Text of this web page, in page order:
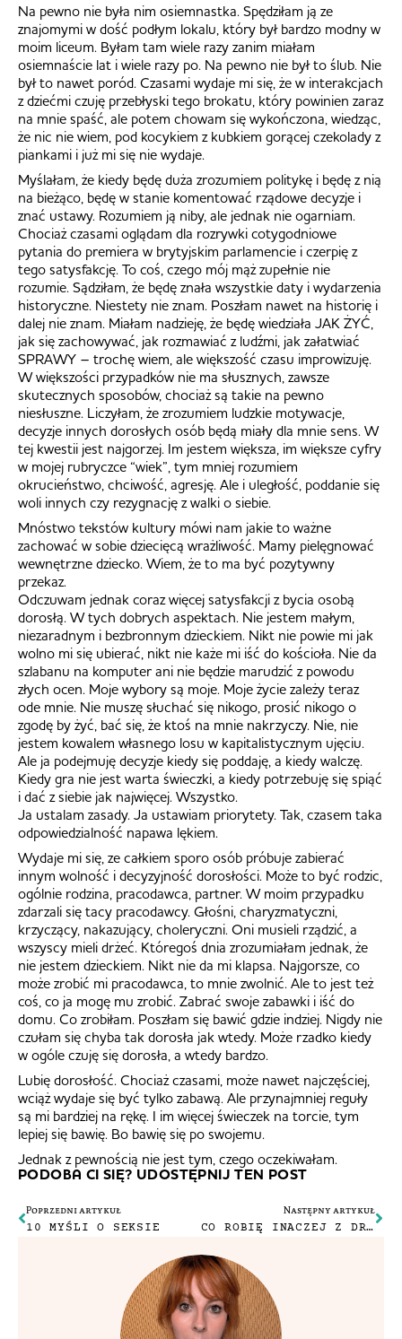
Na pewno nie była nim osiemnastka. Spędziłam ją ze
znajomymi w dość podłym lokalu, który był bardzo modny w
moim liceum. Byłam tam wiele razy zanim miałam
osiemnaście lat i wiele razy po. Na pewno nie był to ślub. Nie
był to nawet poród. Czasami wydaje mi się, że w interakcjach
z dziećmi czuję przebłyski tego brokatu, który powinien zaraz
na mnie spaść, ale potem chowam się wykończona, wiedząc,
że nic nie wiem, pod kocykiem z kubkiem gorącej czekolady z
piankami i już mi się nie wydaje.
Myślałam, że kiedy będę duża zrozumiem politykę i będę z nią
na bieżąco, będę w stanie komentować rządowe decyzje i
znać ustawy. Rozumiem ją niby, ale jednak nie ogarniam.
Chociaż czasami oglądam dla rozrywki cotygodniowe
pytania do premiera w brytyjskim parlamencie i czerpię z
tego satysfakcję. To coś, czego mój mąż zupełnie nie
rozumie. Sądziłam, że będę znała wszystkie daty i wydarzenia
historyczne. Niestety nie znam. Poszłam nawet na historię i
dalej nie znam. Miałam nadzieję, że będę wiedziała JAK ŻYĆ,
jak się zachowywać, jak rozmawiać z ludźmi, jak załatwiać
SPRAWY – trochę wiem, ale większość czasu improwizuję.
W większości przypadków nie ma słusznych, zawsze
skutecznych sposobów, chociaż są takie na pewno
niesłuszne. Liczyłam, że zrozumiem ludzkie motywacje,
decyzje innych dorosłych osób będą miały dla mnie sens. W
tej kwestii jest najgorzej. Im jestem większa, im większe cyfry
w mojej rubryczce “wiek”, tym mniej rozumiem
okrucieństwo, chciwość, agresję. Ale i uległość, poddanie się
woli innych czy rezygnację z walki o siebie.
Mnóstwo tekstów kultury mówi nam jakie to ważne
zachować w sobie dziecięcą wrażliwość. Mamy pielęgnować
wewnętrzne dziecko. Wiem, że to ma być pozytywny
przekaz.
Odczuwam jednak coraz więcej satysfakcji z bycia osobą
dorosłą. W tych dobrych aspektach. Nie jestem małym,
niezaradnym i bezbronnym dzieckiem. Nikt nie powie mi jak
wolno mi się ubierać, nikt nie każe mi iść do kościoła. Nie da
szlabanu na komputer ani nie będzie marudzić z powodu
złych ocen. Moje wybory są moje. Moje życie zależy teraz
ode mnie. Nie muszę słuchać się nikogo, prosić nikogo o
zgodę by żyć, bać się, że ktoś na mnie nakrzyczy. Nie, nie
jestem kowalem własnego losu w kapitalistycznym ujęciu.
Ale ja podejmuję decyzje kiedy się poddaję, a kiedy walczę.
Kiedy gra nie jest warta świeczki, a kiedy potrzebuję się spiąć
i dać z siebie jak najwięcej. Wszystko.
Ja ustalam zasady. Ja ustawiam priorytety. Tak, czasem taka
odpowiedzialność napawa lękiem.
Wydaje mi się, ze całkiem sporo osób próbuje zabierać
innym wolność i decyzyjność dorosłości. Może to być rodzic,
ogólnie rodzina, pracodawca, partner. W moim przypadku
zdarzali się tacy pracodawcy. Głośni, charyzmatyczni,
krzyczący, nakazujący, choleryczni. Oni musieli rządzić, a
wszyscy mieli drżeć. Któregoś dnia zrozumiałam jednak, że
nie jestem dzieckiem. Nikt nie da mi klapsa. Najgorsze, co
może zrobić mi pracodawca, to mnie zwolnić. Ale to jest też
coś, co ja mogę mu zrobić. Zabrać swoje zabawki i iść do
domu. Co zrobiłam. Poszłam się bawić gdzie indziej. Nigdy nie
czułam się chyba tak dorosła jak wtedy. Może rzadko kiedy
w ogóle czuję się dorosła, a wtedy bardzo.
Lubię dorosłość. Chociaż czasami, może nawet najczęściej,
wciąż wydaje się być tylko zabawą. Ale przynajmniej reguły
są mi bardziej na rękę. I im więcej świeczek na torcie, tym
lepiej się bawię. Bo bawię się po swojemu.
Jednak z pewnością nie jest tym, czego oczekiwałam.
PODOBA CI SIĘ? UDOSTĘPNIJ TEN POST
Poprzedni artykuł
10 MYŚLI O SEKSIE
Następny artykuł
CO ROBIĘ INACZEJ Z DRUGIM DZIECKIEM